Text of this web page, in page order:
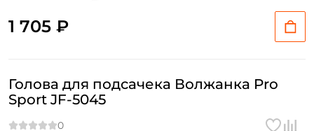
1 705 ₽
Голова для подсачека Волжанка Pro
Sport JF-5045